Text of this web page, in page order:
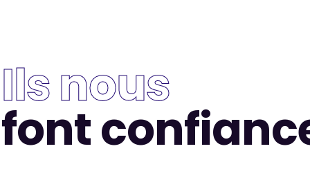
Ils nous
font